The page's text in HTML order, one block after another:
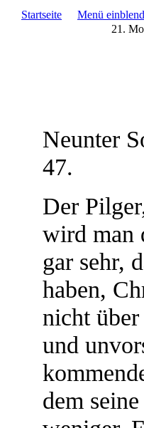
Startseite Menü
21.
Neunter
47.
Der
wird man
gar sehr,
haben,
nicht
und
dem